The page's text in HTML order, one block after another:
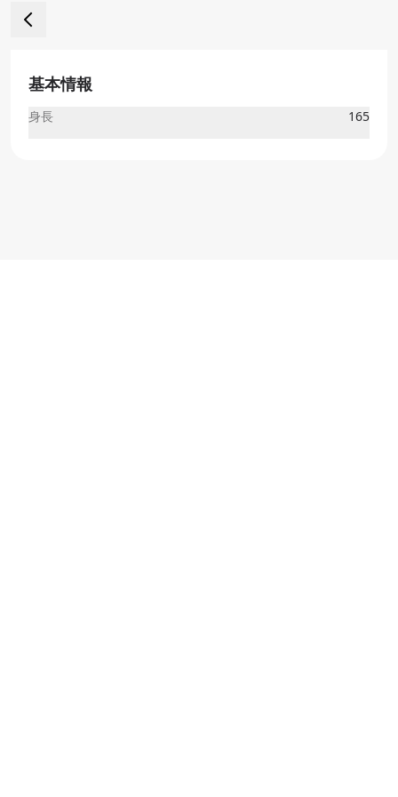
基本情報
身長 165